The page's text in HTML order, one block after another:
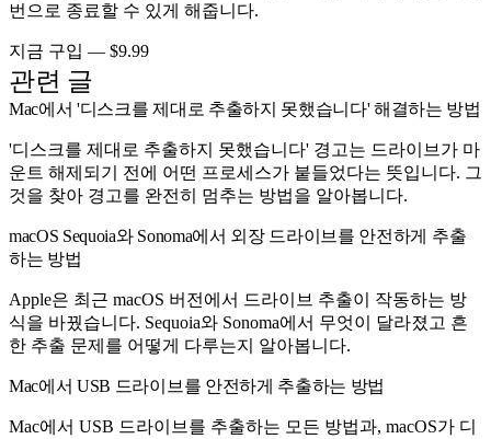
번으로 종료할 수 있게 해줍니다.
지금 구입 — $9.99
관련 글
Mac에서 '디스크를 제대로 추출하지 못했습니다' 해결하는 방법
'디스크를 제대로 추출하지 못했습니다' 경고는 드라이브가 마
운트 해제되기 전에 어떤 프로세스가 붙들었다는 뜻입니다. 그
것을 찾아 경고를 완전히 멈추는 방법을 알아봅니다.
macOS Sequoia와 Sonoma에서 외장 드라이브를 안전하게 추출
하는 방법
Apple은 최근 macOS 버전에서 드라이브 추출이 작동하는 방
식을 바꿨습니다. Sequoia와 Sonoma에서 무엇이 달라졌고 흔
한 추출 문제를 어떻게 다루는지 알아봅니다.
Mac에서 USB 드라이브를 안전하게 추출하는 방법
Mac에서 USB 드라이브를 추출하는 모든 방법과, macOS가 디